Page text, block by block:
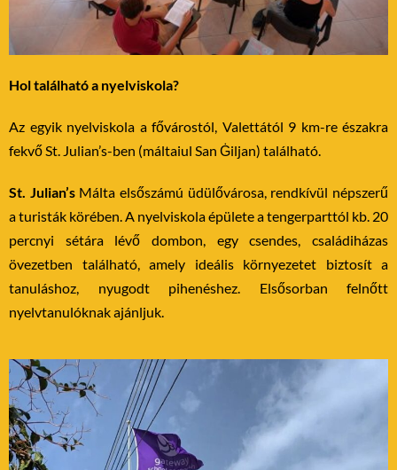
Hol található a nyelviskola?
Az egyik nyelviskola a fővárostól, Valettától 9 km-re északra
fekvő St. Julian’s-ben (máltaiul San Ġiljan) található.
St. Julian’sMálta elsőszámú üdülővárosa, rendkívül népszerű
a turisták körében. A nyelviskola épülete a tengerparttól kb. 20
percnyi sétára lévő dombon, egy csendes, családiházas
övezetben található, amely ideális környezetet biztosít a
tanuláshoz, nyugodt pihenéshez. Elsősorban felnőtt
nyelvtanulóknak ajánljuk.